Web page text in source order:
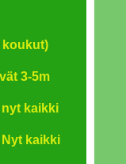
koukut)
3-5m
nyt kaikki
Nyt kaikki